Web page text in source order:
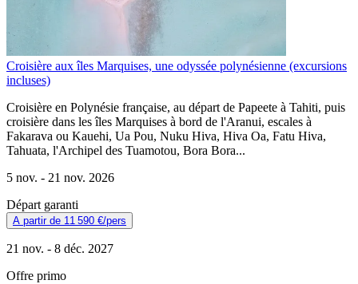
Croisière aux îles Marquises, une odyssée polynésienne (excursions
incluses)
Croisière en Polynésie française, au départ de Papeete à Tahiti, puis
croisière dans les îles Marquises à bord de l'Aranui, escales à
Fakarava ou Kauehi, Ua Pou, Nuku Hiva, Hiva Oa, Fatu Hiva,
Tahuata, l'Archipel des Tuamotou, Bora Bora...
5 nov. - 21 nov. 2026
Départ garanti
A partir de 11 590 €/pers
21 nov. - 8 déc. 2027
Offre primo